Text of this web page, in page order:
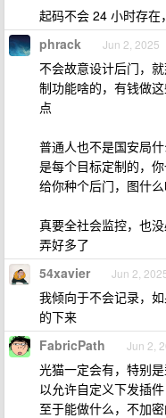
起码不会 24 小时存在
phrack Jun 2, 2025
不会故意设计后门，
制功能啥的，有钱做
点
普通人也不是国安局
是每个目标定制的，
给你种个后门，图什
真要全社会监控，也
弄好多了
54xavier Jun 2,
我倾向于不会记录，
的下来
FabricPath Jun 2,
光猫一定会有，特别
以允许自定义下发插
至于能做什么，不加